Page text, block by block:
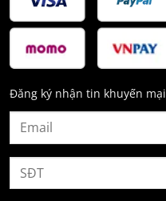
Đăng ký nhận tin khuyến mại